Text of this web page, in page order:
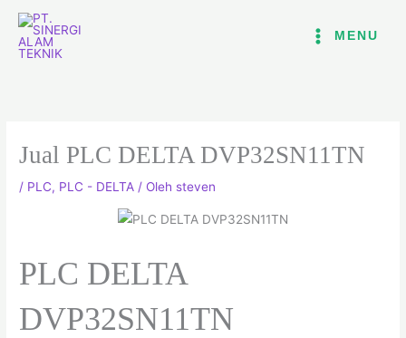
Lewati
konten
MENU
Jual PLC DELTA DVP32SN11TN
/ PLC, PLC - DELTA / Oleh steven
PLC DELTA
DVP32SN11TN